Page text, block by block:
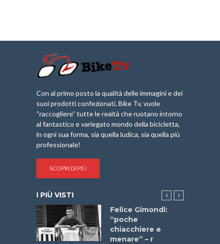
Con al primo posto la qualità delle immagini e dei
suoi prodotti confezionati, Bike Tv, vuole
“raccogliere” tutte le realtà che ruotano intorno
al fantastico e variegato mondo della bicicletta,
in ogni sua forma, sia quella ludica, sia quella più
professionale!
SCOPRI DI PIÙ
I PIÙ VISTI
Felice Gimondi:
“poche
chiacchiere e
menare” – r